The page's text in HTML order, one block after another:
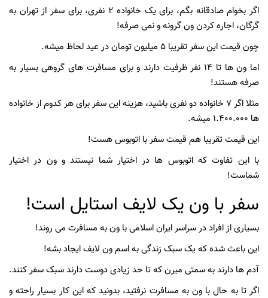
اگر بخوام صادقانه بگم، برای یک خانواده 2 نفری، برای سفر از تهران به
گرگان، اجاره کردن ون گرونه و نمی صرفه!
چون قیمت این سفر تقریبا 5 میلیون تومان در عید لحاظ میشه.
اما ون ها تا 14 نفر ظرفیت دارند و برای مسافرت های گروهی بسیار به
صرفه هستند!
مثلا اگر 7 خانواده دو نفری باشید، هزینه این سفر برای هر کدوم از خانواده
ها 1.400.000 میشه.
این قیمت تقریبا هم قیمت سفر با اتوبوس هست!
با این تفاوت که اتوبوس ها در اختیار شما نیستند و ون در اختیار
شماست!
سفر با ون یک لایف استایل است!
بسیاری از افراد در سراسر ایران اسلامی با ون به مسافرت می روند!
این باعث شده که یک سبک زندگی به اسم ون لایف ایجاد بشه!
آدم ها دارند به سمتی میرن که تا حد زیادی دوست دارند سبک سفر کنند.
اگر تا به حال با ون به مسافرت نرفتید، بدونید که این کار بسیار راحته و